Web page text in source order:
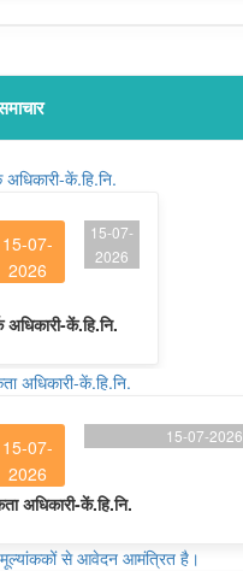
अधिकारी-कें.हि.नि.
15-07-
2026
15-07-
2026
अधिकारी-कें.हि.नि.
अधिकारी-कें.हि.नि.
15-07-
2026
15-07-2026
अधिकारी-कें.हि.नि.
मूल्यांककों से आवेदन आमंत्रित है।